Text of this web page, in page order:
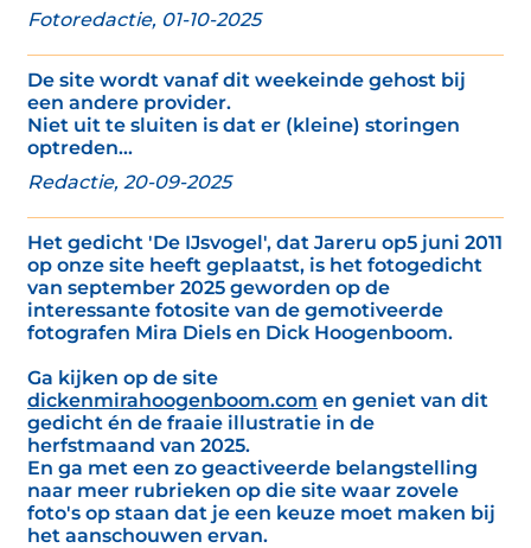
Fotoredactie, 01-10-2025
De site wordt vanaf dit weekeinde gehost bij
een andere provider.
Niet uit te sluiten is dat er (kleine) storingen
optreden...
Redactie, 20-09-2025
Het gedicht 'De IJsvogel', dat Jareru op5 juni 2011
op onze site heeft geplaatst, is het fotogedicht
van september 2025 geworden op de
interessante fotosite van de gemotiveerde
fotografen Mira Diels en Dick Hoogenboom.
Ga kijken op de site
dickenmirahoogenboom.com en geniet van dit
gedicht én de fraaie illustratie in de
herfstmaand van 2025.
En ga met een zo geactiveerde belangstelling
naar meer rubrieken op die site waar zovele
foto's op staan dat je een keuze moet maken bij
het aanschouwen ervan.